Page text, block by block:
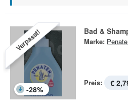
Verpasst!
-28%
Bad &
Marke:
Preis: €